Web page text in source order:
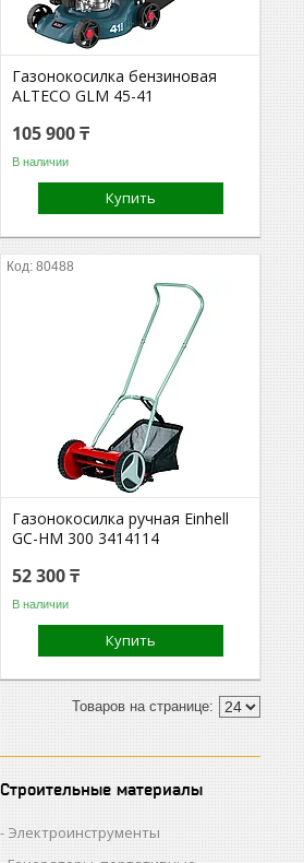
Газонокосилка бензиновая
ALTECO GLM 45-41
105 900 ₸
В наличии
Купить
80488
Газонокосилка ручная Einhell
GC-HM 300 3414114
52 300 ₸
В наличии
Купить
Строительные материалы
Электроинструменты